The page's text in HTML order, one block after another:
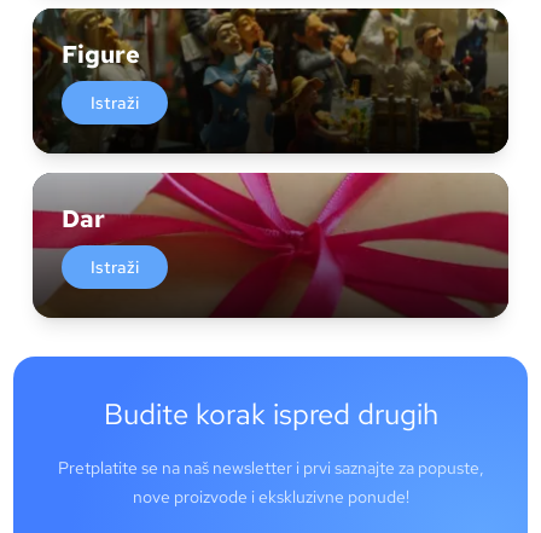
Figure
Istraži
Dar
Istraži
Budite korak ispred drugih
Pretplatite se na naš newsletter i prvi saznajte za popuste,
nove proizvode i ekskluzivne ponude!